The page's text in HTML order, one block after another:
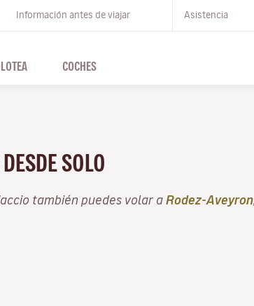
Información antes de viajar Asistencia
COCHES
SOLO
también puedes volar a Rodez-Aveyron